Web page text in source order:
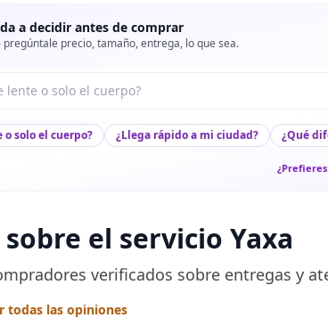
a decidir antes de comprar
pregúntale precio, tamaño, entrega, lo que sea.
solo el cuerpo? ¿Llega rápido a mi ciudad? ¿Qué
el servicio Yaxa
verificados sobre entregas y
todas las opiniones